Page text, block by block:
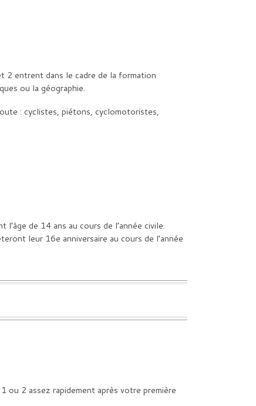
2 entrent dans le cadre de la formation
ou la géographie.
: cyclistes, piétons, cyclomotoristes,
de 14 ans au cours de l’année civile.
leur 16e anniversaire au cours de l’année
ou 2 assez rapidement après votre première